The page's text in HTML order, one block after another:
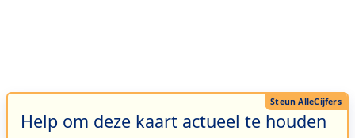
Help om deze kaart actueel te houden